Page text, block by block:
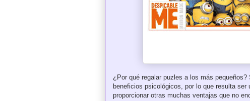
¿Por qué regalar puzles a los más
beneficios psicológicos, por lo que resulta
proporcionar otras muchas ventajas que no